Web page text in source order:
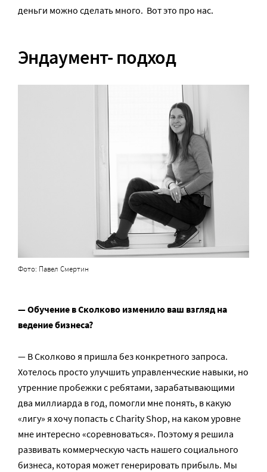
деньги можно сделать много. Вот это про нас.
Эндаумент- подход
Фото: Павел Смертин
— Обучение в Сколково изменило ваш взгляд на
ведение бизнеса?
— В Сколково я пришла без конкретного запроса.
Хотелось просто улучшить управленческие навыки, но
утренние пробежки с ребятами, зарабатывающими
два миллиарда в год, помогли мне понять, в какую
«лигу» я хочу попасть с Charity Shop, на каком уровне
мне интересно «соревноваться». Поэтому я решила
развивать коммерческую часть нашего социального
бизнеса, которая может генерировать прибыль. Мы